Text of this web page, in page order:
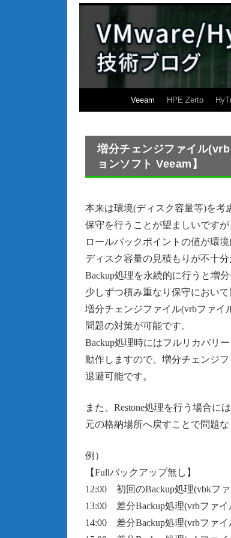
Veeam HPE Zerto
増分チェンジファイル
ョンソフト Veeam】
本来は環境(ディスク容量等)を考
保守を行うことが望ましいですが
ロールバックポイントの値が環境
ディスク容量の見積もりが不十分
Backup処理を永続的に行うと増
少しずつ積み重なり保守におい
増分チェンジファイル(vrbファイ
問題の対策が可能です。
Backup処理時にはフルリカバリ
動作しますので、増分チェンジ
退避可能です。
また、Restone処理を行う場合に
元の格納場所へ戻すことで問題な
例）
【Fullバックアップ無し】
12:00 初回のBackup処理(vbkフ
13:00 差分Backup処理(vrbファイ
14:00 差分Backup処理(vrbファイ